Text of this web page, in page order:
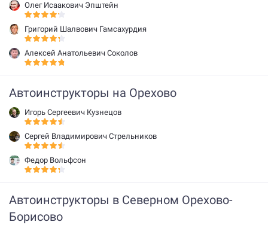
Олег Исаакович Эпштейн
Григорий Шалвович Гамсахурдия
Алексей Анатольевич Соколов
Автоинструкторы на Орехово
Игорь Сергеевич Кузнецов
Сергей Владимирович Стрельников
Федор Вольфсон
Автоинструкторы в Северном Орехово-
Борисово